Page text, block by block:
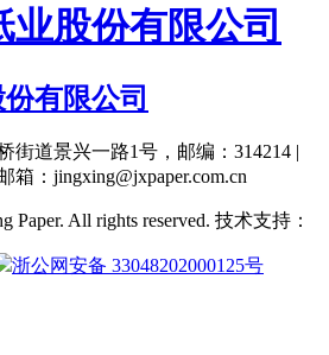
有限公司
街道景兴一路1号，邮编：314214 |
箱：jingxing@jxpaper.com.cn
Paper. All rights reserved. 技术支持：
浙公网安备 33048202000125号